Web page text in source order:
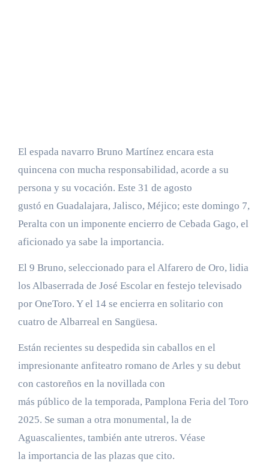
El espada navarro Bruno Martínez encara esta
quincena con mucha responsabilidad, acorde a su
persona y su vocación. Este 31 de agosto
gustó en Guadalajara, Jalisco, Méjico; este domingo 7,
Peralta con un imponente encierro de Cebada Gago, el
aficionado ya sabe la importancia.
El 9 Bruno, seleccionado para el Alfarero de Oro, lidia
los Albaserrada de José Escolar en festejo televisado
por OneToro. Y el 14 se encierra en solitario con
cuatro de Albarreal en Sangüesa.
Están recientes su despedida sin caballos en el
impresionante anfiteatro romano de Arles y su debut
con castoreños en la novillada con
más público de la temporada, Pamplona Feria del Toro
2025. Se suman a otra monumental, la de
Aguascalientes, también ante utreros. Véase
la importancia de las plazas que cito.